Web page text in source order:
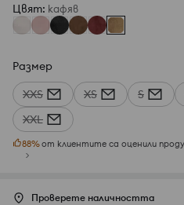
Цвят: кaфяв
Размер
XXS XS S
XXL
88%от клиентите са оценили
Проверете наличността